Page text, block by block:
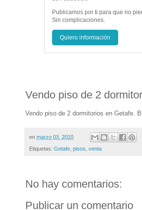
Publicamos por ti para que no
Sin complicaciones.
Quiero información
Vendo piso de 2
Vendo piso de 2 dormitorios en Getafe.
en marzo 03, 2010
Etiquetas: Getafe pisos venta
No hay comentarios:
Publicar un comentario